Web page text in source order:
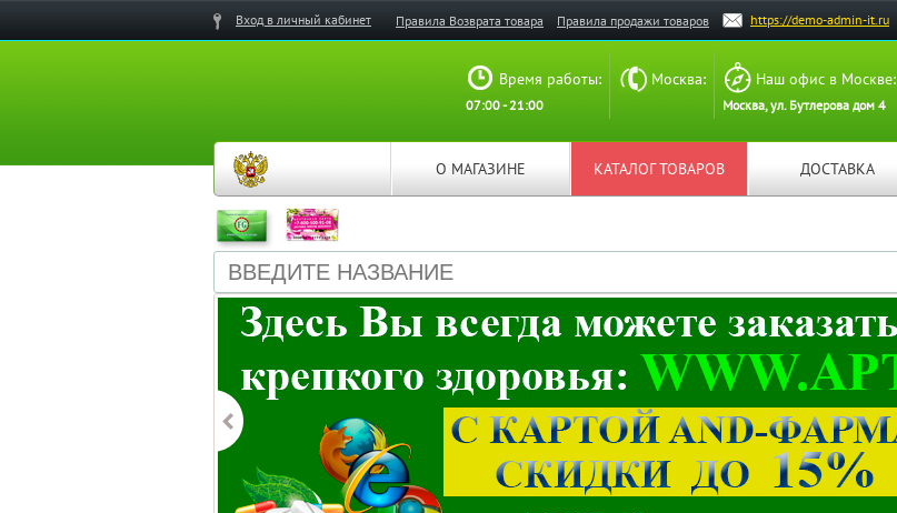
Вход в личный кабинет Правила Возврата товара Правила продажи товаров https://demo-admin-it.ru
Время работы:
07:00 - 21:00
Москва: Наш офис в Москве:
Москва, ул. Бутлерова дом 4
О МАГАЗИНЕ КАТАЛОГ ТОВАРОВ ДОСТАВКА